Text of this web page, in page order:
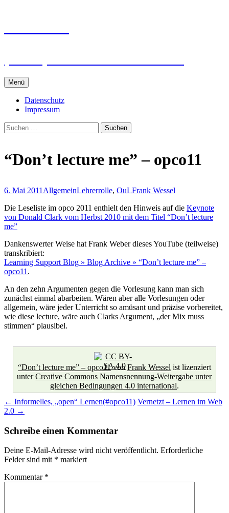
Menü
Datenschutz
Impressum
Suchen
nach:
“Don’t lecture me” – opco11
6. Mai 2011 AllgemeinLehrerrolle, OuLFrank Wessel
Die Leseliste im opco 2011 enthielt den Hinweis auf die Keynote
von Donald Clark vom Herbst 2010 mit dem Titel “Don’t lecture
me”
Dankenswerter Weise hat Frank Weber dieses YouTube (teilweise)
transkribiert:
Learning Support Blog » Blog Archive » “Don’t lecture me” –
opco11 .
An den zehn Argumenten gegen die Vorlesung kann man sich
zunächst einmal abarbeiten. Wären aber alle Vorlesungen oder
allgemein, wäre jeder Unterricht so amüsant und präzise vorbereitet,
wie diese lecture, wäre auch Clarks Argument, „der Mix muss
stimmen“ plausibel.
“Don’t lecture me” – opco11vonFrank Wessel ist lizenziert
unterCreative Commons Namensnennung-Weitergabe unter
gleichen Bedingungen 4.0 international.
Beitragsnavigation
← Informelles, „open“ Lernen(#opco11) Vernetzt – Lernen im Web
2.0 →
Schreibe einen Kommentar
Deine E-Mail-Adresse wird nicht veröffentlicht. Erforderliche
Felder sind mit * markiert
Kommentar *